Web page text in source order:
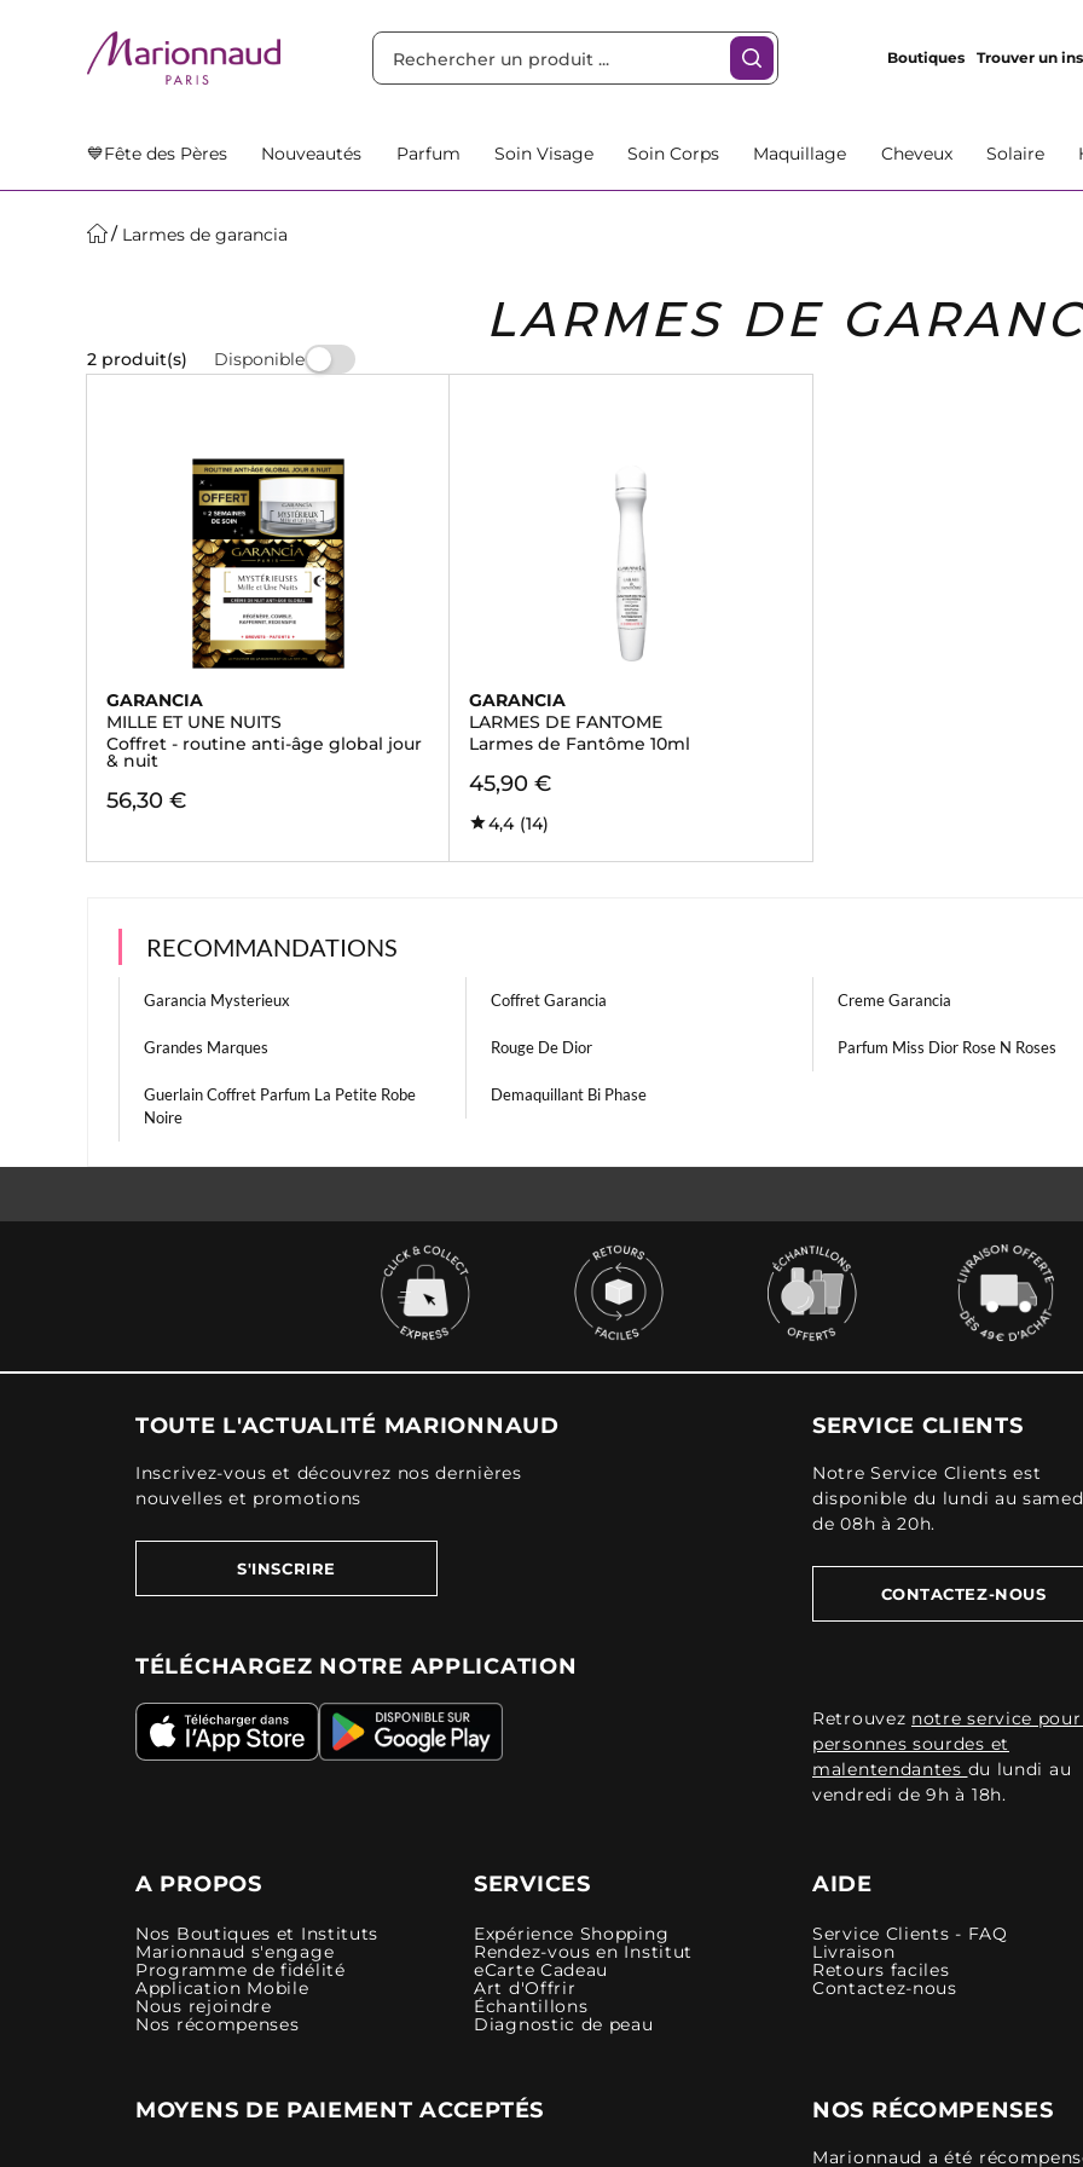
Boutiques Trouver un
💙Fête des Pères Nouveautés Parfum Soin Visage Soin Corps Maquillage Cheveux Solaire
Larmes de garancia
LARMES DE
2 produit(s) Disponible
GARANCIA
MILLE ET UNE NUITS
Coffret - routine anti-âge global jour
& nuit
56,30 €
GARANCIA
LARMES DE FANTOME
Larmes de Fantôme 10ml
45,90 €
4,4 (14)
RECOMMANDATIONS
Garancia Mysterieux Coffret Garancia Creme Garancia
Grandes Marques Rouge De Dior Parfum Miss Dior Rose N Roses
Guerlain Coffret Parfum La Petite Robe
Noire
Demaquillant Bi Phase
TOUTE L'ACTUALITÉ MARIONNAUD
Inscrivez-vous et découvrez nos dernières
nouvelles et promotions
S'INSCRIRE
TÉLÉCHARGEZ NOTRE APPLICATION
SERVICE CLIENTS
Notre Service Clients est
disponible du lundi au
de 08h à 20h.
CONTACTEZ-NOUS
Retrouvez notre service
personnes sourdes et
malentendantes du lundi au
vendredi de 9h à 18h.
A PROPOS
Nos Boutiques et Instituts
Marionnaud s'engage
Programme de fidélité
Application Mobile
Nous rejoindre
Nos récompenses
SERVICES
Expérience Shopping
Rendez-vous en Institut
eCarte Cadeau
Art d'Offrir
Échantillons
Diagnostic de peau
AIDE
Service Clients - FAQ
Livraison
Retours faciles
Contactez-nous
MOYENS DE PAIEMENT ACCEPTÉS NOS RÉCOMPENSES
Marionnaud a été